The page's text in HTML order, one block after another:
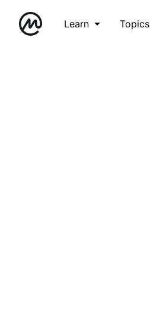
Learn Topics